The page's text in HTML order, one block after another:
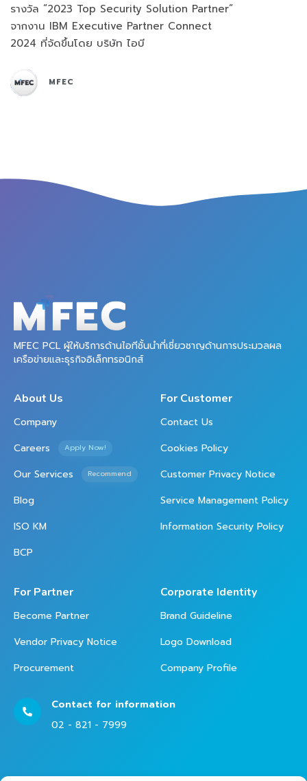
รางวัล “2023 Top Security Solution Partner”
จากงาน IBM Executive Partner Connect
2024 ที่จัดขึ้นโดย บริษัท ไอบี
MFEC
MFEC PCL ผู้ให้บริการด้านไอทีชั้นนำที่เชี่ยวชาญด้านการประมวลผล
เครือข่ายและธุรกิจอิเล็กทรอนิกส์
About Us
Company
Careers
Apply Now!
Our Services Recommend
Blog
ISO KM
BCP
For Customer
Contact Us
Cookies Policy
Customer Privacy Notice
Service Management Policy
Information Security Policy
For Partner
Become Partner
Vendor Privacy Notice
Procurement
Corporate Identity
Brand Guideline
Logo Download
Company Profile
Contact for information
02 - 821 - 7999